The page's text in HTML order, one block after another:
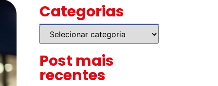
Categorias
Post mais
recentes